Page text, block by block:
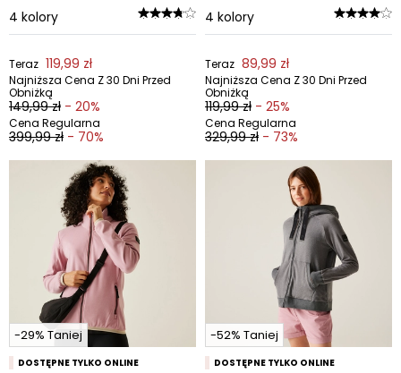
4 kolory
Teraz 119,99 zł
Najniższa Cena Z 30 Dni Przed
Obniżką
149,99 zł - 20%
Cena Regularna
399,99 zł - 70%
4 kolory
Teraz 89,99 zł
Najniższa Cena Z 30 Dni Przed
Obniżką
119,99 zł - 25%
Cena Regularna
329,99 zł - 73%
-29% Taniej
DOSTĘPNE TYLKO ONLINE
-52% Taniej
DOSTĘPNE TYLKO ONLINE